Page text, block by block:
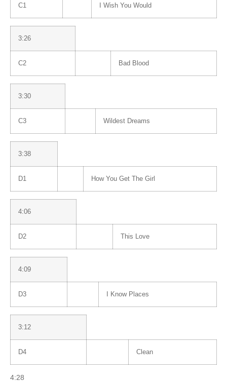
C1 I Wish You Would
3:26
C2 Bad Blood
3:30
C3 Wildest Dreams
3:38
D1 How You Get The Girl
4:06
D2 This Love
4:09
D3 I Know Places
3:12
D4 Clean
4:28